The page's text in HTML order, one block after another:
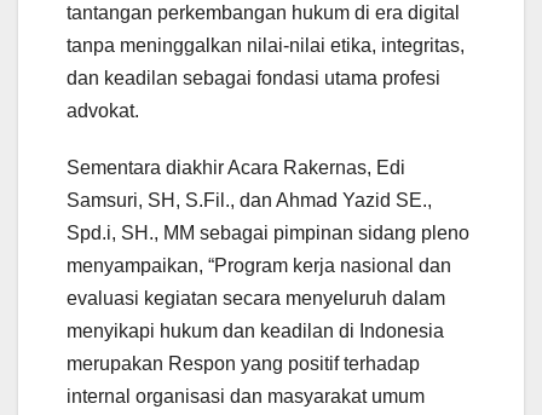
tantangan perkembangan hukum di era digital
tanpa meninggalkan nilai-nilai etika, integritas,
dan keadilan sebagai fondasi utama profesi
advokat.
Sementara diakhir Acara Rakernas, Edi
Samsuri, SH, S.Fil., dan Ahmad Yazid SE.,
Spd.i, SH., MM sebagai pimpinan sidang pleno
menyampaikan, “Program kerja nasional dan
evaluasi kegiatan secara menyeluruh dalam
menyikapi hukum dan keadilan di Indonesia
merupakan Respon yang positif terhadap
internal organisasi dan masyarakat umum